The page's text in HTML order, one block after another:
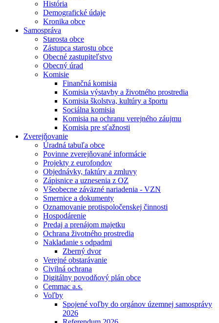
História
Demografické údaje
Kronika obce
Samospráva
Starosta obce
Zástupca starostu obce
Obecné zastupiteľstvo
Obecný úrad
Komisie
Finančná komisia
Komisia výstavby a životného prostredia
Komisia školstva, kultúry a športu
Sociálna komisia
Komisia na ochranu verejného záujmu
Komisia pre sťažnosti
Zverejňovanie
Úradná tabuľa obce
Povinne zverejňované informácie
Projekty z eurofondov
Objednávky, faktúry a zmluvy
Zápisnice a uznesenia z OZ
Všeobecne záväzné nariadenia - VZN
Smernice a dokumenty
Oznamovanie protispoločenskej činnosti
Hospodárenie
Predaj a prenájom majetku
Ochrana životného prostredia
Nakladanie s odpadmi
Zberný dvor
Verejné obstarávanie
Civilná ochrana
Digitálny povodňový plán obce
Cemmac a.s.
Voľby
Spojené voľby do orgánov územnej samosprávy
2026